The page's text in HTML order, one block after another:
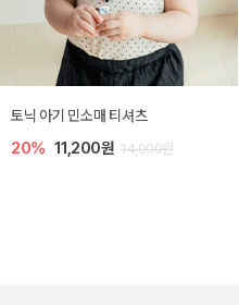
토닉 아기 민소매 티셔츠
20% 11,200원 14,000원